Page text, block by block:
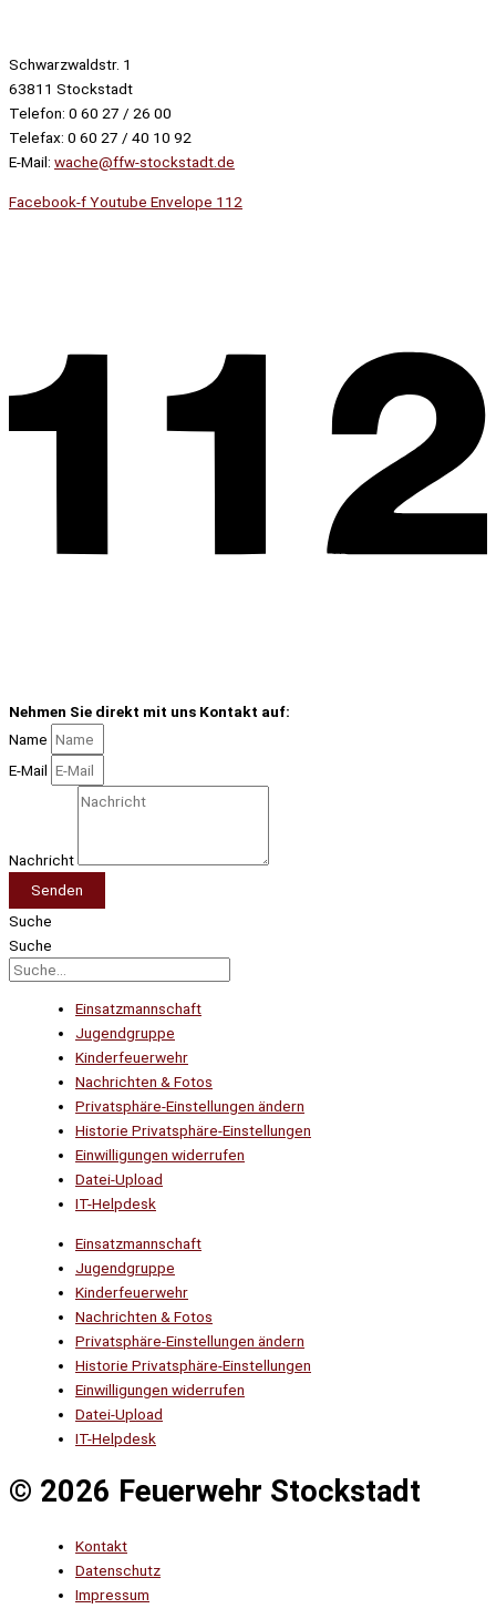
Schwarzwaldstr. 1
63811 Stockstadt
Telefon: 0 60 27 / 26 00
Telefax: 0 60 27 / 40 10 92
E-Mail: wache@ffw-stockstadt.de
Facebook-fYoutube Envelope 112
Nehmen Sie direkt mit uns Kontakt auf:
Name
E-Mail
Nachricht
Senden
Suche
Suche
Einsatzmannschaft
Jugendgruppe
Kinderfeuerwehr
Nachrichten & Fotos
Privatsphäre-Einstellungen ändern
Historie Privatsphäre-Einstellungen
Einwilligungen widerrufen
Datei-Upload
IT-Helpdesk
Einsatzmannschaft
Jugendgruppe
Kinderfeuerwehr
Nachrichten & Fotos
Privatsphäre-Einstellungen ändern
Historie Privatsphäre-Einstellungen
Einwilligungen widerrufen
Datei-Upload
IT-Helpdesk
© 2026 Feuerwehr Stockstadt
Kontakt
Datenschutz
Impressum